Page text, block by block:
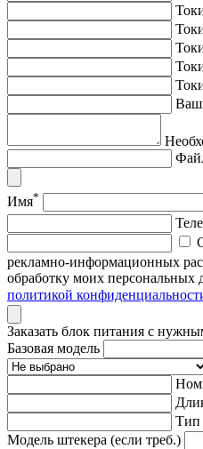
Имя*
рекламно-информационных
обработку моих персональных
политикой
Заказать блок питания с
Базовая модель
Тип
Модель штекера (если треб.)